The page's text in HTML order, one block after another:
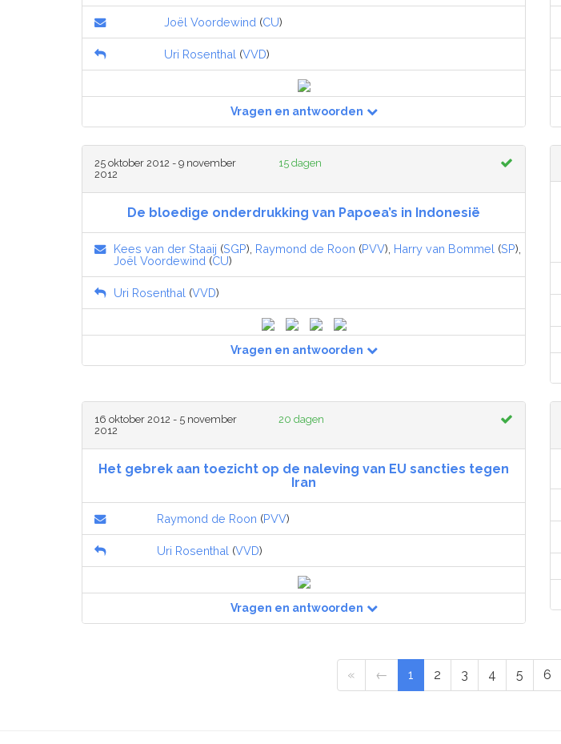
Joël Voordewind (CU)
Uri Rosenthal (VVD)
Vragen en antwoorden
25 oktober 2012 - 9 november
2012
15 dagen
De bloedige onderdrukking van Papoea’s in Indonesië
Kees van der Staaij (SGP), Raymond de Roon (PVV), Harry van Bommel (SP),
Joël Voordewind (CU)
Uri Rosenthal (VVD)
Vragen en antwoorden
16 oktober 2012 - 5 november
2012
20 dagen
Het gebrek aan toezicht op de naleving van EU sancties tegen
Iran
Raymond de Roon (PVV)
Uri Rosenthal (VVD)
Vragen en antwoorden
« ← 1 2 3 4 5 6